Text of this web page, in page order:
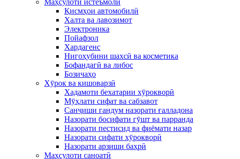
Маҳсулоти истеъмолӣ
Қисмҳои автомобилӣ
Халта ва лавозимот
Электроника
Пойафзол
Хардагенс
Нигоҳубини шахсӣ ва косметика
Бофандагӣ ва либос
Бозичаҳо
Хӯрок ва кишоварзӣ
Хадамоти бехатарии хӯрокворӣ
Мӯҳлати сифат ва сабзавот
Санҷиши гандум назорати ғалладона
Назорати босифати гӯшт ва парранда
Назорати пестисид ва фиёмати назар
Назорати сифати хӯрокворӣ
Назорати арзиши баҳрӣ
Маҳсулоти саноатӣ